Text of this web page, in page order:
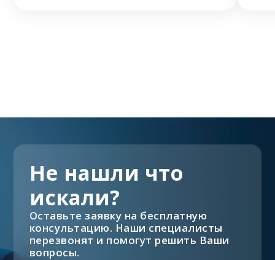
Не нашли что
искали?
Оставьте заявку на бесплатную
консультацию. Наши специалисты
перезвонят и помогут решить Ваши
вопросы.